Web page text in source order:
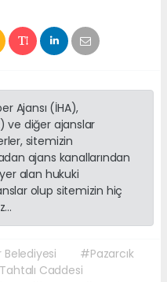
Ajansı (İHA),
ve diğer ajanslar
sitemizin
ajans kanallarından
alan hukuki
olup sitemizin hiç
#Pazarcık
Caddesi